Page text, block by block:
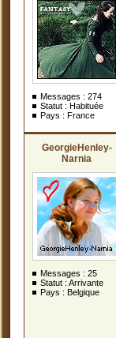
Messages : 274
Statut : Habituée
Pays : France
GeorgieHenley-
Narnia
Messages : 25
Statut : Arrivante
Pays : Belgique